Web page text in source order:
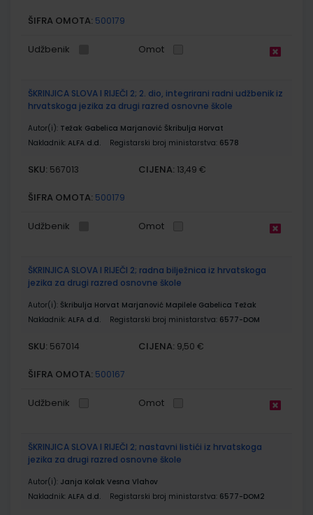
ŠIFRA OMOTA: 500179
Udžbenik Omot
ŠKRINJICA SLOVA I RIJEČI 2; 2. dio, integrirani radni udžbenik iz
hrvatskoga jezika za drugi razred osnovne škole
Autor(i): Težak Gabelica Marjanović Škribulja Horvat
Nakladnik: ALFA d.d. Registarski broj ministarstva: 6578
SKU: 567013 CIJENA: 13,49 €
ŠIFRA OMOTA: 500179
Udžbenik Omot
ŠKRINJICA SLOVA I RIJEČI 2; radna bilježnica iz hrvatskoga
jezika za drugi razred osnovne škole
Autor(i): Škribulja Horvat Marjanović Mapilele Gabelica Težak
Nakladnik: ALFA d.d. Registarski broj ministarstva: 6577-DOM
SKU: 567014 CIJENA: 9,50 €
ŠIFRA OMOTA: 500167
Udžbenik Omot
ŠKRINJICA SLOVA I RIJEČI 2; nastavni listići iz hrvatskoga
jezika za drugi razred osnovne škole
Autor(i): Janja Kolak Vesna Vlahov
Nakladnik: ALFA d.d. Registarski broj ministarstva: 6577-DOM2